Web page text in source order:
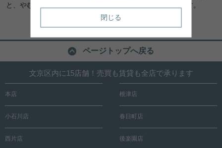
と、やむなくお電話にてご連絡差し上げる場合もございます。
ページトップへ戻る
文京区内に15店舗！売買も賃貸も全店で承ります
本店 根津店
小石川店 春日町店
西片店 後楽園店
閉じる